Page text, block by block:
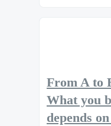
From A to
What you
depends